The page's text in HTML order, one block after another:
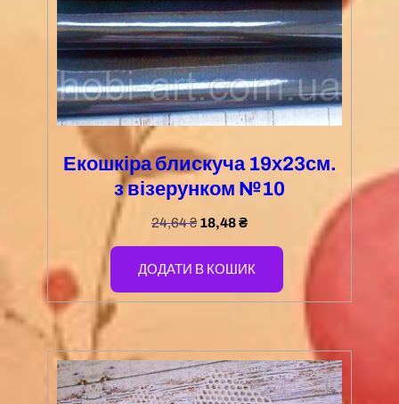
Екошкіра блискуча 19х23см.
з візерунком №10
24,64₴ 18,48₴
ДОДАТИ В КОШИК